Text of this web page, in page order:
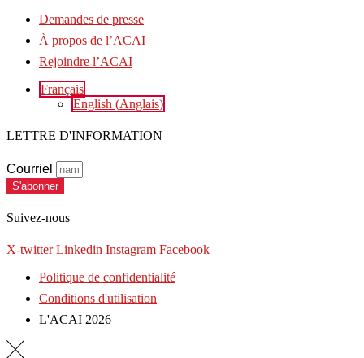
Demandes de presse
À propos de l’ACAI
Rejoindre l’ACAI
Français
English (Anglais)
LETTRE D'INFORMATION
Courriel
S'abonner
Suivez-nous
X-twitter Linkedin Instagram Facebook
Politique de confidentialité
Conditions d'utilisation
L'ACAI 2026